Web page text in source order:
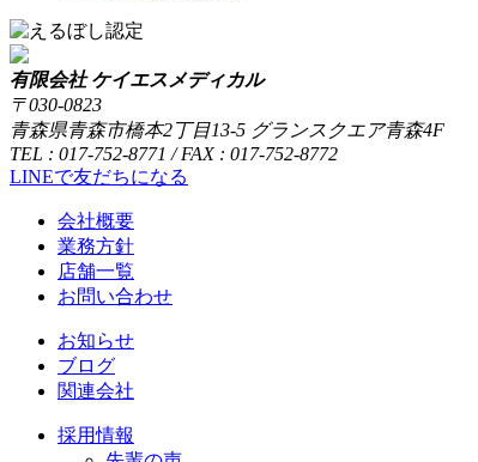
有限会社 ケイエスメディカル
〒030-0823
青森県青森市橋本2丁目13-5 グランスクエア青森4F
TEL : 017-752-8771 / FAX : 017-752-8772
LINEで友だちになる
会社概要
業務方針
店舗一覧
お問い合わせ
お知らせ
ブログ
関連会社
採用情報